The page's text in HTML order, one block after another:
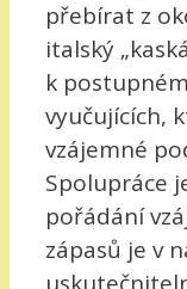
přebírat z
italský
k
vyučujících,
vzájemné
Spolupráce
pořádání
zápasů je v